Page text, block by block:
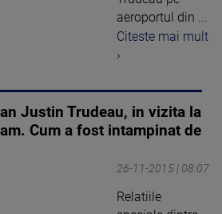
aeroportul din ...
Citeste mai mult
›
Justin Trudeau, in vizita la
Cum a fost intampinat de
26-11-2015 | 08:07
Relatiile